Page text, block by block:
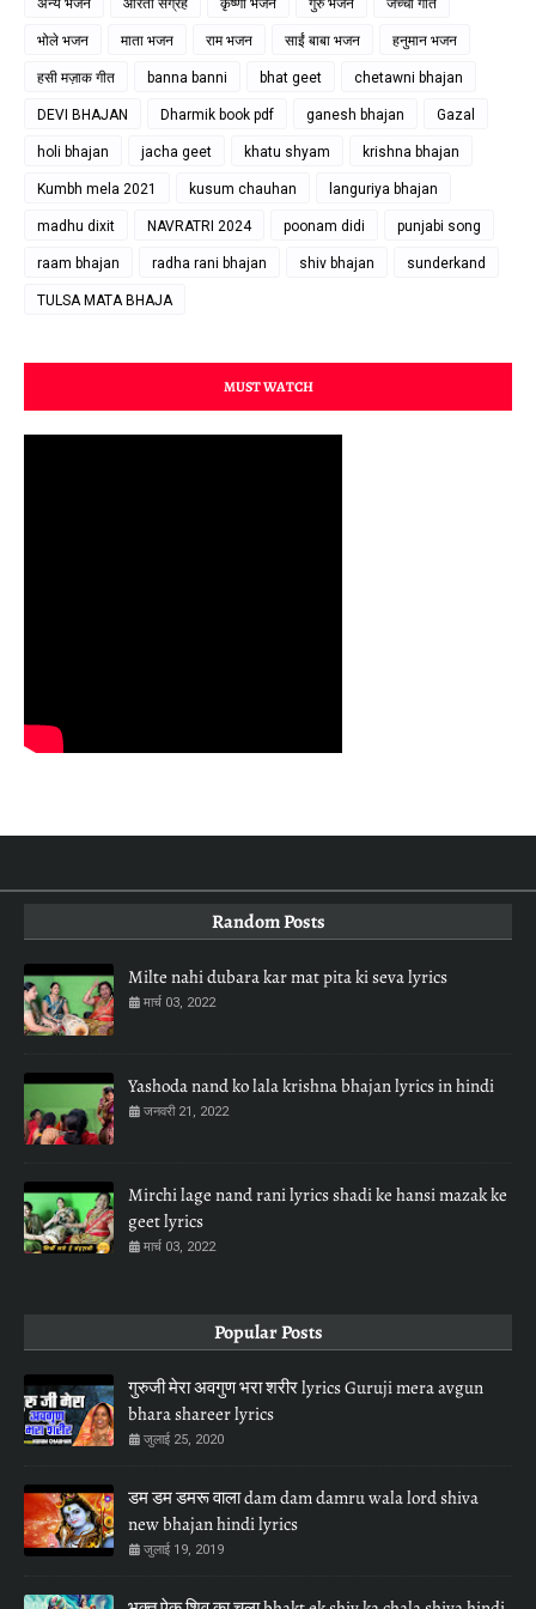
अन्य भजन आरती संग्रह कृष्णा भजन गुरु भजन जच्चा गीत
भोले भजन माता भजन राम भजन साईं बाबा भजन हनुमान भजन
हसी मज़ाक गीत banna banni bhat geet chetawni bhajan
DEVI BHAJAN Dharmik book pdf ganesh bhajan Gazal
holi bhajan jacha geet khatu shyam krishna bhajan
Kumbh mela 2021 kusum chauhan languriya bhajan
madhu dixit NAVRATRI 2024 poonam didi punjabi song
raam bhajan radha rani bhajan shiv bhajan sunderkand
TULSA MATA BHAJA
MUST WATCH
Random Posts
Milte nahi dubara kar mat pita ki seva lyrics
मार्च 03, 2022
Yashoda nand ko lala krishna bhajan lyrics in hindi
जनवरी 21, 2022
Mirchi lage nand rani lyrics shadi ke hansi mazak ke
geet lyrics
मार्च 03, 2022
Popular Posts
गुरुजी मेरा अवगुण भरा शरीर lyrics Guruji mera avgun
bhara shareer lyrics
जुलाई 25, 2020
डम डम डमरू वाला dam dam damru wala lord shiva
new bhajan hindi lyrics
जुलाई 19, 2019